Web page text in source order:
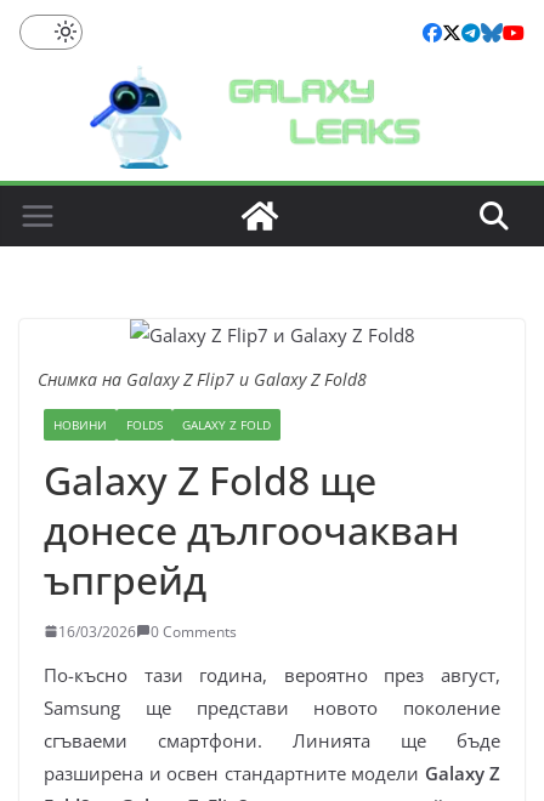
Skip
Снимка на Galaxy Z Flip7 и Galaxy Z Fold8
НОВИНИ FOLDS GALAXY Z FOLD
Galaxy Z Fold8 ще
донесе дългоочакван
ъпгрейд
16/03/2026 0 Comments
По-късно тази година, вероятно през август,
Samsung ще представи новото поколение
сгъваеми смартфони. Линията ще бъде
разширена и освен стандартните модели Galaxy Z